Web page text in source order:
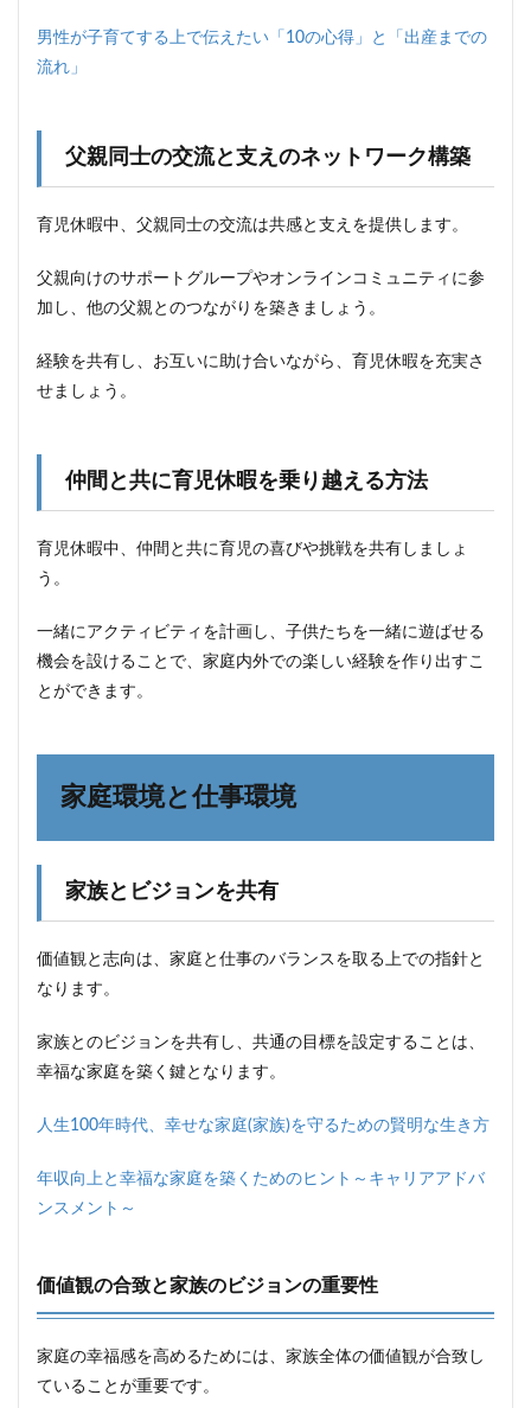
男性が子育てする上で伝えたい「10の心得」と「出産までの
流れ」
父親同士の交流と支えのネットワーク構築
育児休暇中、父親同士の交流は共感と支えを提供します。
父親向けのサポートグループやオンラインコミュニティに参
加し、他の父親とのつながりを築きましょう。
経験を共有し、お互いに助け合いながら、育児休暇を充実さ
せましょう。
仲間と共に育児休暇を乗り越える方法
育児休暇中、仲間と共に育児の喜びや挑戦を共有しましょ
う。
一緒にアクティビティを計画し、子供たちを一緒に遊ばせる
機会を設けることで、家庭内外での楽しい経験を作り出すこ
とができます。
家庭環境と仕事環境
家族とビジョンを共有
価値観と志向は、家庭と仕事のバランスを取る上での指針と
なります。
家族とのビジョンを共有し、共通の目標を設定することは、
幸福な家庭を築く鍵となります。
人生100年時代、幸せな家庭(家族)を守るための賢明な生き方
年収向上と幸福な家庭を築くためのヒント～キャリアアドバ
ンスメント～
価値観の合致と家族のビジョンの重要性
家庭の幸福感を高めるためには、家族全体の価値観が合致し
ていることが重要です。